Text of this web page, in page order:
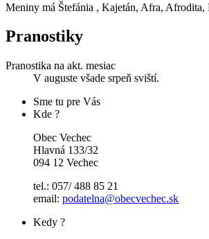
Meniny má Štefánia , Kajetán, Afra, Afrodita,
Pranostiky
Pranostika na akt. mesiac
V auguste všade srpeň sviští.
Sme tu pre Vás
Kde ?
Obec Vechec
Hlavná 133/32
094 12 Vechec
tel.: 057/ 488 85 21
email: podatelna@obecvechec.sk
Kedy ?